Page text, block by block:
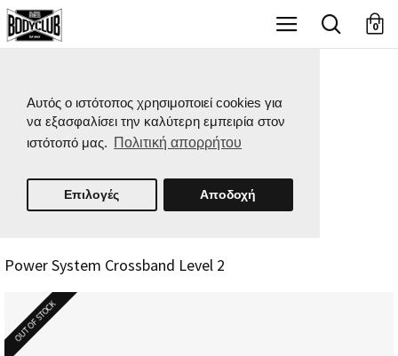
Αυτός ο ιστότοπος χρησιμοποιεί cookies για
να εξασφαλίσει την καλύτερη εμπειρία στον
ιστότοπό μας. Πολιτική απορρήτου
X
Επιλογές Αποδοχή
0
Power System Crossband Level 2
OUT OF STOCK